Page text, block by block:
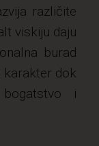
različite
viskiju daju
burad
karakter dok
i